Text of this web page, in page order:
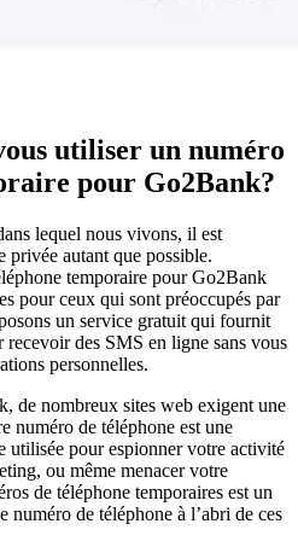
utiliser un numéro
pour Go2Bank?
lequel nous vivons, il est
privée autant que possible.
temporaire pour Go2Bank
pour ceux qui sont préoccupés par
un service gratuit qui fournit
recevoir des SMS en ligne sans vous
personnelles.
de nombreux sites web exigent une
numéro de téléphone est une
utilisée pour espionner votre activité
ou même menacer votre
de téléphone temporaires est un
numéro de téléphone à l’abri de ces